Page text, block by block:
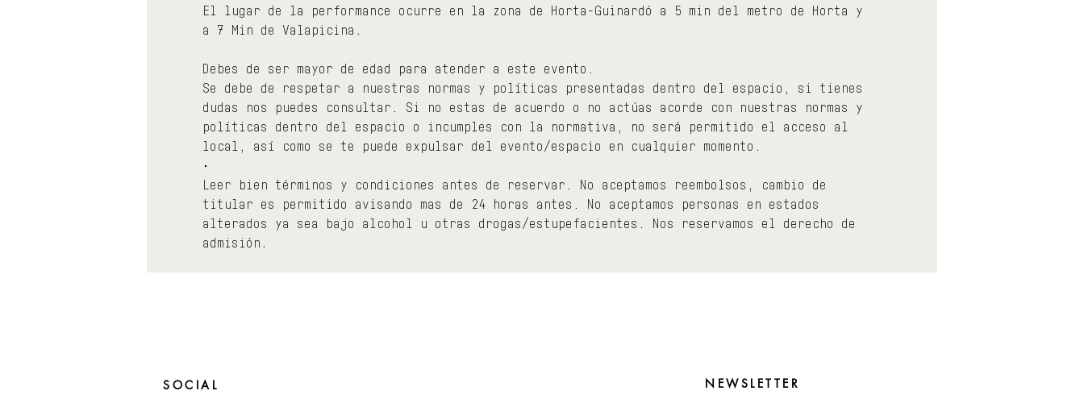
El lugar de la performance ocurre en la zona de Horta-Guinardó a 5 min del metro de Horta y
a 7 Min de Valapicina.
Debes de ser mayor de edad para atender a este evento.
Se debe de respetar a nuestras normas y políticas presentadas dentro del espacio, si tienes
dudas nos puedes consultar. Si no estas de acuerdo o no actúas acorde con nuestras normas y
políticas dentro del espacio o incumples con la normativa, no será permitido el acceso al
local, así como se te puede expulsar del evento/espacio en cualquier momento.
•
Leer bien términos y condiciones antes de reservar. No aceptamos reembolsos, cambio de
titular es permitido avisando mas de 24 horas antes. No aceptamos personas en estados
alterados ya sea bajo alcohol u otras drogas/estupefacientes. Nos reservamos el derecho de
admisión.
SOCIAL NEWSLETTER